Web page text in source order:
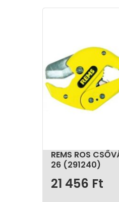
REMS ROS
26 (291240)
21 456 Ft